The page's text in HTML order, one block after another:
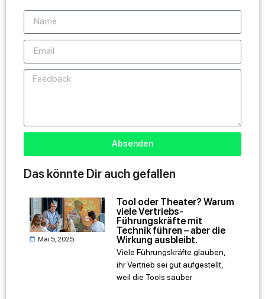
Absenden
Das könnte Dir auch gefallen
Mai 5, 2025
Tool oder Theater? Warum
viele Vertriebs-
Führungskräfte mit
Technik führen – aber die
Wirkung ausbleibt.
Viele Führungskräfte glauben,
ihr Vertrieb sei gut aufgestellt,
weil die Tools sauber